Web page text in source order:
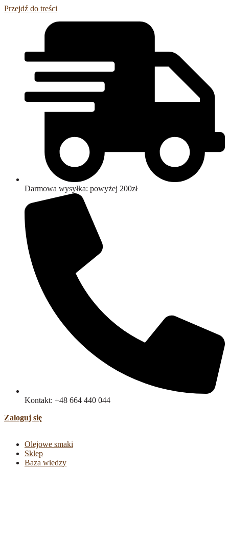
Przejdź do treści
Darmowa wysyłka: powyżej 200zł
Kontakt: +48 664 440 044
Zaloguj się
Olejowe smaki
Sklep
Baza wiedzy